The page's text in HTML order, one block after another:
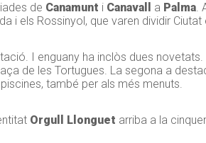
de Canamunt i Canavall a Palma.
i els Rossinyol, que varen dividir
I enguany ha inclòs dues
de les Tortugues. La segona a
també per als més menuts.
Orgull Llonguet arriba a la